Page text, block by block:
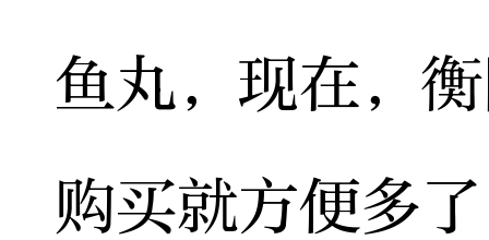
鱼丸，现在，
购买就方便多